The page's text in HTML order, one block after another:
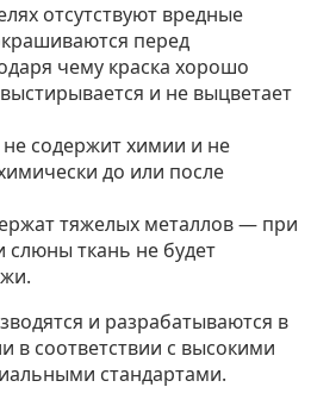
отсутствуют вредные
перед
чему краска хорошо
и не выцветает
содержит химии и не
до или после
тяжелых металлов — при
слюны ткань не будет
и разрабатываются в
в соответствии с высокими
стандартами.